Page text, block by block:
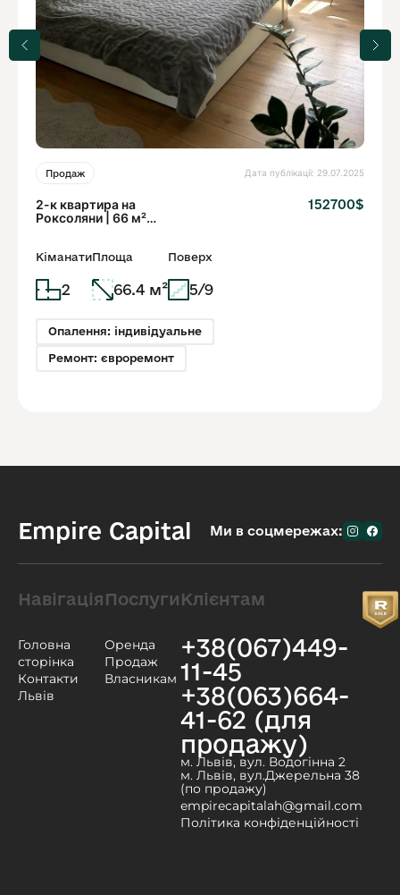
Продаж Дата публікації: 29.07.2025
2-к квартира на
Роксоляни | 66 м²
152700$
Кіманати
2
Площа
66.4 м²
Поверх
5/9
Опалення: індивідуальне
Ремонт: євроремонт
Empire Capital Ми в соцмережах:
Навігація
Головна
сторінка
Контакти
Львів
Послуги
Оренда
Продаж
Власникам
Клієнтам
+38(067)449-
11-45
+38(063)664-
41-62 (для
продажу)
м. Львів, вул. Водогінна 2
м. Львів, вул.Джерельна 38
(по продажу)
empirecapitalah@gmail.com
Політика конфіденційності